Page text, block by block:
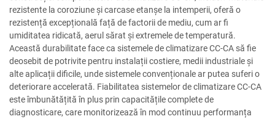
rezistente la coroziune și carcase etanșe la intemperii, oferă o
rezistență excepțională față de factorii de mediu, cum ar fi
umiditatea ridicată, aerul sărat și extremele de temperatură.
Această durabilitate face ca sistemele de climatizare CC-CA să fie
deosebit de potrivite pentru instalații costiere, medii industriale și
alte aplicații dificile, unde sistemele convenționale ar putea suferi o
deteriorare accelerată. Fiabilitatea sistemelor de climatizare CC-CA
este îmbunătățită în plus prin capacitățile complete de
diagnosticare, care monitorizează în mod continuu performanța